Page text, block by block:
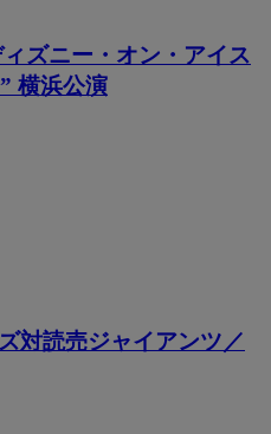
ズニー・オン・アイス
横浜公演
対読売ジャイアンツ／